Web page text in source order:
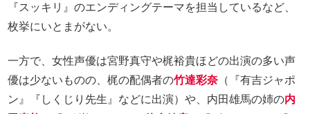
『スッキリ』のエンディングテーマを担当しているなど、
枚挙にいとまがない。
一方で、女性声優は宮野真守や梶裕貴ほどの出演の多い声
優は少ないものの、梶の配偶者の竹達彩奈 （『有吉ジャポ
ン』『しくじり先生』などに出演）や、内田雄馬の姉の内